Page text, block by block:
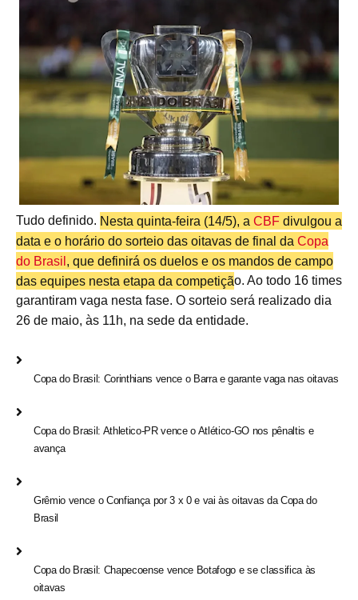
Tudo definido. Nesta quinta-feira (14/5), a CBF divulgou a
data e o horário do sorteio das oitavas de final da Copa
do Brasil , que definirá os duelos e os mandos de campo
das equipes nesta etapa da competição. Ao todo 16 times
garantiram vaga nesta fase. O sorteio será realizado dia
26 de maio, às 11h, na sede da entidade.
Copa do Brasil: Corinthians vence o Barra e garante vaga nas oitavas
Copa do Brasil: Athletico-PR vence o Atlético-GO nos pênaltis e
avança
Grêmio vence o Confiança por 3 x 0 e vai às oitavas da Copa do
Brasil
Copa do Brasil: Chapecoense vence Botafogo e se classifica às
oitavas